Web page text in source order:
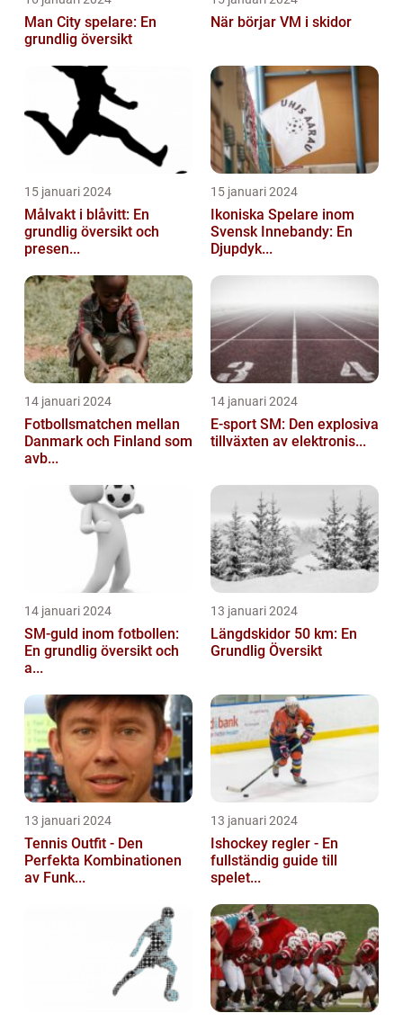
Man City spelare: En
grundlig översikt
När börjar VM i skidor
15 januari 2024
Målvakt i blåvitt: En
grundlig översikt och
presen...
15 januari 2024
Ikoniska Spelare inom
Svensk Innebandy: En
Djupdyk...
14 januari 2024
Fotbollsmatchen mellan
Danmark och Finland som
avb...
14 januari 2024
E-sport SM: Den explosiva
tillväxten av elektronis...
14 januari 2024
SM-guld inom fotbollen:
En grundlig översikt och
a...
13 januari 2024
Längdskidor 50 km: En
Grundlig Översikt
13 januari 2024
Tennis Outfit - Den
Perfekta Kombinationen
av Funk...
13 januari 2024
Ishockey regler - En
fullständig guide till
spelet...